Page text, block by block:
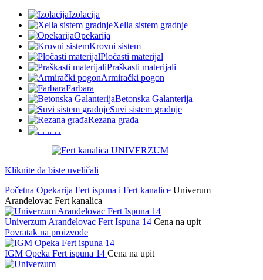
Izolacija
Xella sistem gradnje
Opekarija
Krovni sistem
Pločasti materijal
Praškasti materijali
Armirački pogon
Farbara
Betonska Galanterija
Suvi sistem gradnje
Rezana građa
. . .
Kliknite da biste uveličali
Početna Opekarija Fert ispuna i Fert kanalice Univerum
Aranđelovac Fert kanalica
Univerzum Aranđelovac Fert Ispuna 14 Cena na upit
Povratak na proizvode
IGM Opeka Fert ispuna 14 Cena na upit